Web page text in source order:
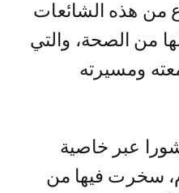
من هذه الشائعات
من الصحة، والتي
ومسيرته
عبر خاصية
سخرت فيها من